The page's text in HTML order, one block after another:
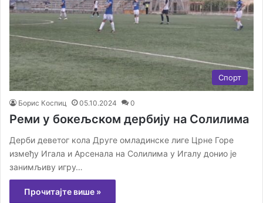
Спорт
Борис Коспиц 05.10.2024 0
Реми у бокељском дербију на Солилима
Дерби деветог кола Друге омладинске лиге Црне Горе
између Игала и Арсенала на Солилима у Игалу донио је
занимљиву игру…
Прочитајте више »